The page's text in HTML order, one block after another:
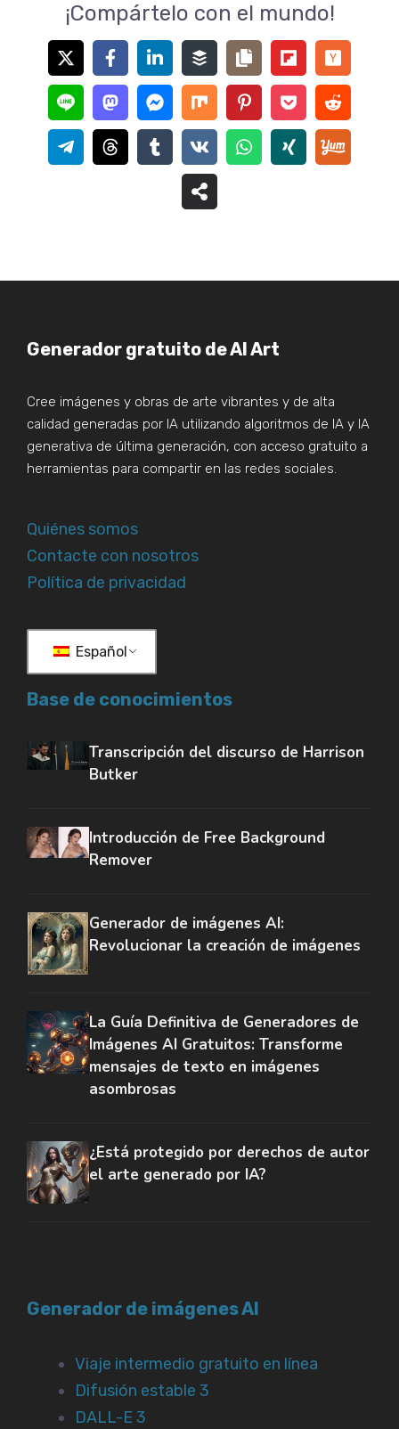
¡Compártelo con el mundo!
Generador gratuito de AI Art
Cree imágenes y obras de arte vibrantes y de alta
calidad generadas por IA utilizando algoritmos de IA y IA
generativa de última generación, con acceso gratuito a
herramientas para compartir en las redes sociales.
Quiénes somos
Contacte con nosotros
Política de privacidad
Español
Base de conocimientos
Transcripción del discurso de Harrison
Butker
Introducción de Free Background
Remover
Generador de imágenes AI:
Revolucionar la creación de imágenes
La Guía Definitiva de Generadores de
Imágenes AI Gratuitos: Transforme
mensajes de texto en imágenes
asombrosas
¿Está protegido por derechos de autor
el arte generado por IA?
Generador de imágenes AI
Viaje intermedio gratuito en línea
Difusión estable 3
DALL-E 3